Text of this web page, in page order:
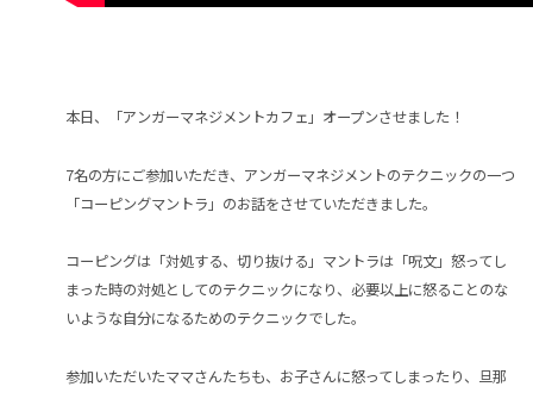
本日、「アンガーマネジメントカフェ」オープンさせました！
7名の方にご参加いただき、アンガーマネジメントのテクニックの一つ
「コーピングマントラ」のお話をさせていただきました。
コーピングは「対処する、切り抜ける」マントラは「呪文」怒ってし
まった時の対処としてのテクニックになり、必要以上に怒ることのな
いような自分になるためのテクニックでした。
参加いただいたママさんたちも、お子さんに怒ってしまったり、旦那